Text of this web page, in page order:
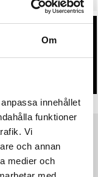
Om
innehållet
funktioner
Vi
och annan
medier och
på mailen
Recensioner